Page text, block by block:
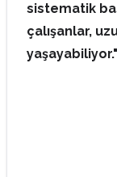
sistematik
çalışanlar,